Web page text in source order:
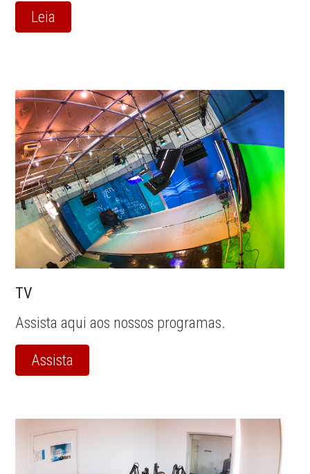
Leia
TV
Assista aqui aos nossos programas.
Assista